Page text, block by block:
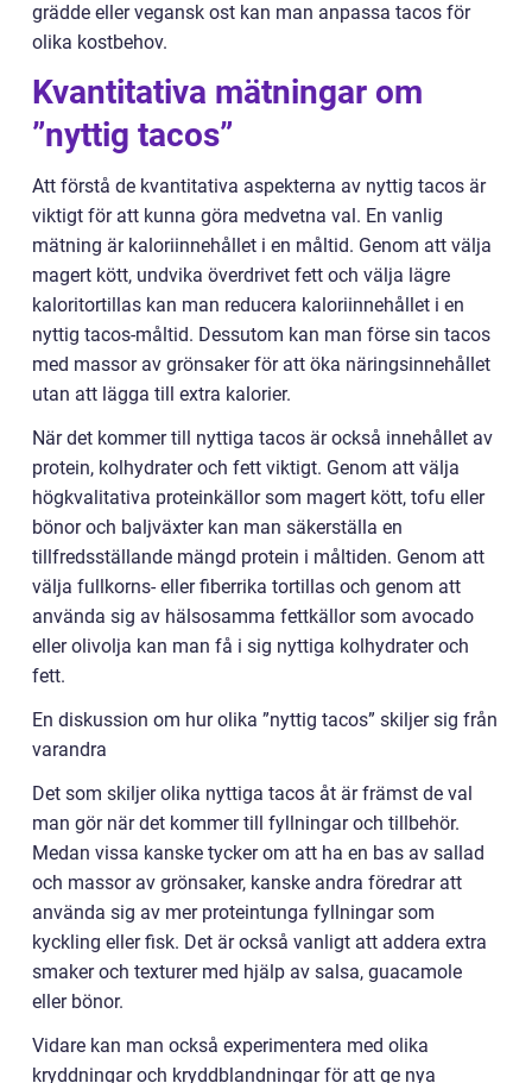
grädde eller vegansk ost kan man anpassa tacos för
olika kostbehov.
Kvantitativa mätningar om
”nyttig tacos”
Att förstå de kvantitativa aspekterna av nyttig tacos är
viktigt för att kunna göra medvetna val. En vanlig
mätning är kaloriinnehållet i en måltid. Genom att välja
magert kött, undvika överdrivet fett och välja lägre
kaloritortillas kan man reducera kaloriinnehållet i en
nyttig tacos-måltid. Dessutom kan man förse sin tacos
med massor av grönsaker för att öka näringsinnehållet
utan att lägga till extra kalorier.
När det kommer till nyttiga tacos är också innehållet av
protein, kolhydrater och fett viktigt. Genom att välja
högkvalitativa proteinkällor som magert kött, tofu eller
bönor och baljväxter kan man säkerställa en
tillfredsställande mängd protein i måltiden. Genom att
välja fullkorns- eller fiberrika tortillas och genom att
använda sig av hälsosamma fettkällor som avocado
eller olivolja kan man få i sig nyttiga kolhydrater och
fett.
En diskussion om hur olika ”nyttig tacos” skiljer sig från
varandra
Det som skiljer olika nyttiga tacos åt är främst de val
man gör när det kommer till fyllningar och tillbehör.
Medan vissa kanske tycker om att ha en bas av sallad
och massor av grönsaker, kanske andra föredrar att
använda sig av mer proteintunga fyllningar som
kyckling eller fisk. Det är också vanligt att addera extra
smaker och texturer med hjälp av salsa, guacamole
eller bönor.
Vidare kan man också experimentera med olika
kryddningar och kryddblandningar för att ge nya